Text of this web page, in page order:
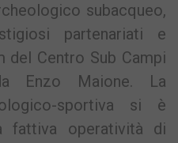
subacqueo,
partenariati e
del Centro Sub Campi
Enzo Maione. La
sportiva si è
fattiva operatività di